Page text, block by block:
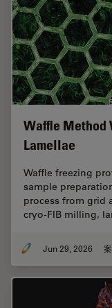
Waffle Method
Lamellae
Waffle freezing
sample
process from grid
cryo-FIB milling,
Jun 29, 2026